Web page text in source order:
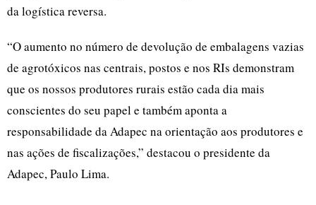
da logística reversa.
“O aumento no número de devolução de embalagens vazias
de agrotóxicos nas centrais, postos e nos RIs demonstram
que os nossos produtores rurais estão cada dia mais
conscientes do seu papel e também aponta a
responsabilidade da Adapec na orientação aos produtores e
nas ações de fiscalizações,” destacou o presidente da
Adapec, Paulo Lima.